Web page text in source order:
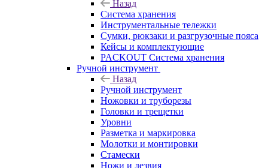
Назад
Система хранения
Инструментальные тележки
Сумки, рюкзаки и разгрузочные пояса
Кейсы и комплектующие
PACKOUT Система хранения
Ручной инструмент
Назад
Ручной инструмент
Ножовки и труборезы
Головки и трещетки
Уровни
Разметка и маркировка
Молотки и монтировки
Стамески
Ножи и лезвия